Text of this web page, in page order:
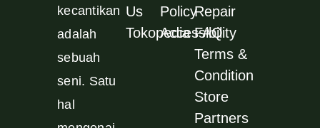
kecantikan
adalah
sebuah
seni. Satu
hal
Us
Tokopedia
Policy
Accessibility
Repair
FAQ
Terms &
Condition
Store
Partners